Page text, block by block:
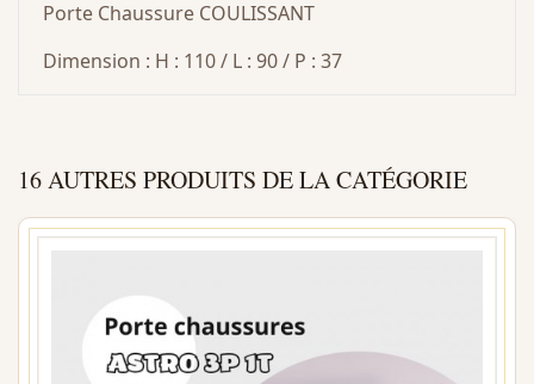
Porte Chaussure COULISSANT
Dimension : H : 110 / L : 90 / P : 37
16 AUTRES PRODUITS DE LA CATÉGORIE